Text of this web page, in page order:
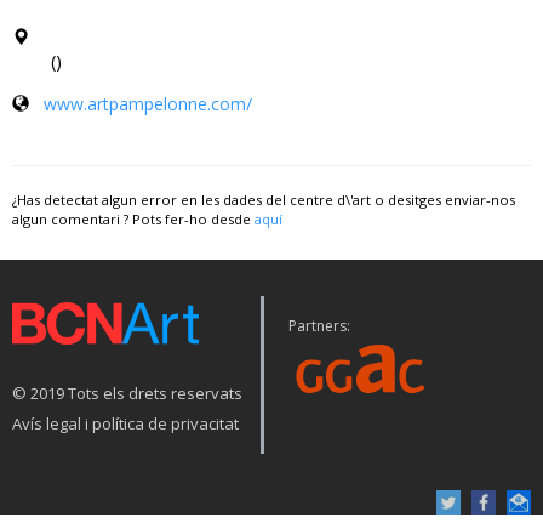
()
www.artpampelonne.com/
¿Has detectat algun error en les dades del centre d\'art o desitges enviar-nos
algun comentari ? Pots fer-ho desde aquí
© 2019 Tots els drets reservats
Avís legal i política de privacitat
Partners: